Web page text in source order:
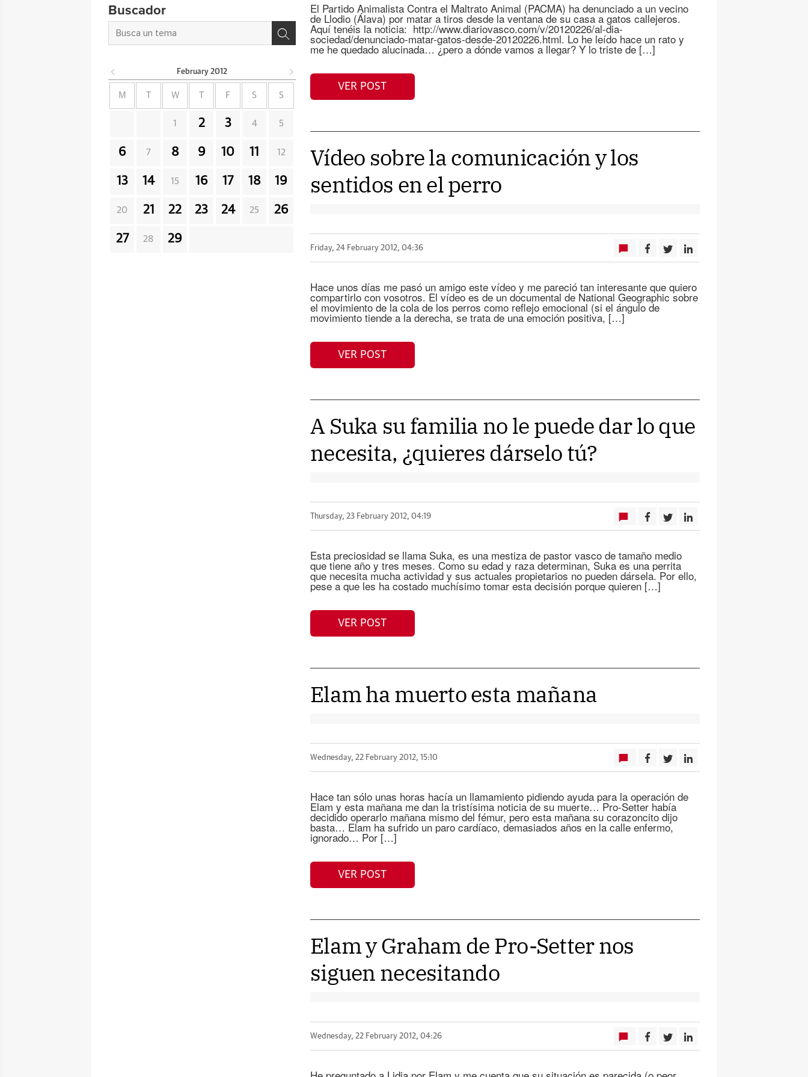
El Partido Animalista Contra el Maltrato Animal (PACMA) ha denunciado a un vecino
de Llodio (Álava) por matar a tiros desde la ventana de su casa a gatos callejeros.
Aquí tenéis la noticia: http://www.diariovasco.com/v/20120226/al-dia-
sociedad/denunciado-matar-gatos-desde-20120226.html. Lo he leído hace un rato y
me he quedado alucinada… ¿pero a dónde vamos a llegar? Y lo triste de […]
VER POST
Vídeo sobre la comunicación y los
sentidos en el perro
Friday, 24 February 2012, 04:36
Hace unos días me pasó un amigo este vídeo y me pareció tan interesante que quiero
compartirlo con vosotros. El vídeo es de un documental de National Geographic sobre
el movimiento de la cola de los perros como reflejo emocional (si el ángulo de
movimiento tiende a la derecha, se trata de una emoción positiva, […]
VER POST
A Suka su familia no le puede dar lo que
necesita, ¿quieres dárselo tú?
Thursday, 23 February 2012, 04:19
Esta preciosidad se llama Suka, es una mestiza de pastor vasco de tamaño medio
que tiene año y tres meses. Como su edad y raza determinan, Suka es una perrita
que necesita mucha actividad y sus actuales propietarios no pueden dársela. Por ello,
pese a que les ha costado muchísimo tomar esta decisión porque quieren […]
VER POST
Elam ha muerto esta mañana
Wednesday, 22 February 2012, 15:10
Hace tan sólo unas horas hacía un llamamiento pidiendo ayuda para la operación de
Elam y esta mañana me dan la tristísima noticia de su muerte… Pro-Setter había
decidido operarlo mañana mismo del fémur, pero esta mañana su corazoncito dijo
basta… Elam ha sufrido un paro cardíaco, demasiados años en la calle enfermo,
ignorado… Por […]
VER POST
Elam y Graham de Pro-Setter nos
siguen necesitando
Wednesday, 22 February 2012, 04:26
Buscador
February 2012
M W F S S
1 2 3 4 5
6 7 8 9 10 11 12
13 14 15 16 17 18 19
20 21 22 23 24 25 26
27 28 29